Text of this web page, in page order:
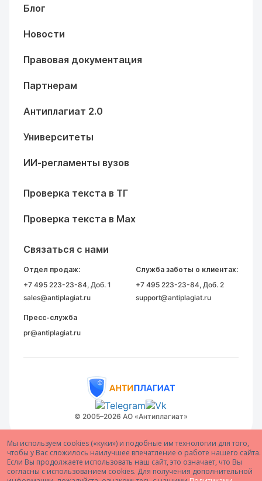
Мы используем cookies («куки») и подобные им технологии для того,
чтобы у Вас сложилось наилучшее впечатление о работе нашего сайта.
Если Вы продолжаете использовать наш сайт, это означает, что Вы
согласны с использованием cookies. Для получения дополнительной
Блог
Новости
Правовая документация
Партнерам
Антиплагиат 2.0
Университеты
ИИ-регламенты вузов
Проверка текста в ТГ
Проверка текста в Max
Связаться с нами
Отдел продаж:
+7 495 223-23-84, Доб. 1
sales@antiplagiat.ru
Служба заботы о клиентах:
+7 495 223-23-84, Доб. 2
support@antiplagiat.ru
Пресс-служба
pr@antiplagiat.ru
© 2005–2026 АО «Антиплагиат»